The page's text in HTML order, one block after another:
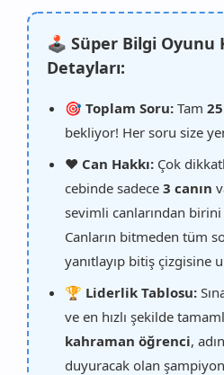
🕹️ Süper Bilgi Oyunu
Detayları:
🎯 Toplam Soru: Tam
bekliyor! Her soru size
❤️ Can Hakkı: Çok
cebinde sadece 3 canın
sevimli canlarından
Canların bitmeden tüm
yanıtlayıp bitiş çizgisine
🏆 Liderlik Tablosu:
ve en hızlı şekilde
kahraman öğrenci,
duyuracak olan